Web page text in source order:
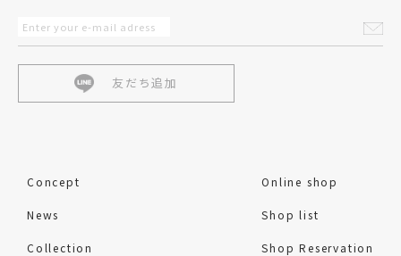
Concept
News
Collection
Online shop
Shop list
Shop Reservation
友だち追加